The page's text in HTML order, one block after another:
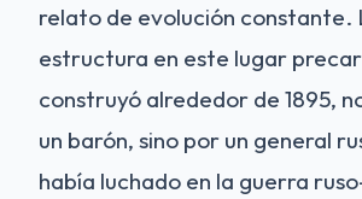
relato de evolución constante.
estructura en este lugar
construyó alrededor de 1895,
un barón, sino por un general
había luchado en la guerra